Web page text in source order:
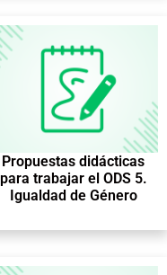
Propuestas didácticas
para trabajar el ODS 5.
Igualdad de Género